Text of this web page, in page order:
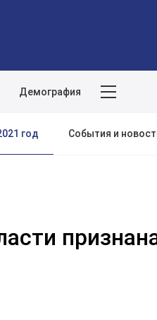
Демография
год События и